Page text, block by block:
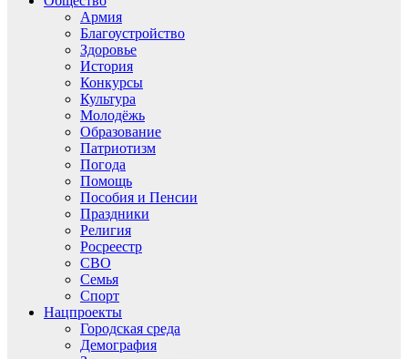
Армия
Благоустройство
Здоровье
История
Конкурсы
Культура
Молодёжь
Образование
Патриотизм
Погода
Помощь
Пособия и Пенсии
Праздники
Религия
Росреестр
СВО
Семья
Спорт
Нацпроекты
Городская среда
Демография